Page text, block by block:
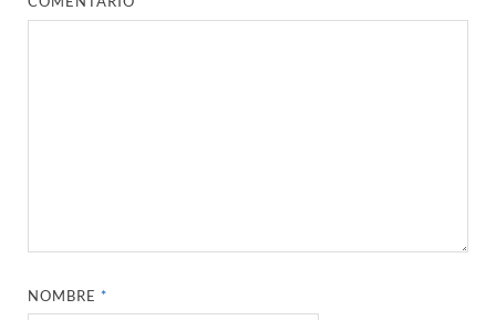
NOMBRE*